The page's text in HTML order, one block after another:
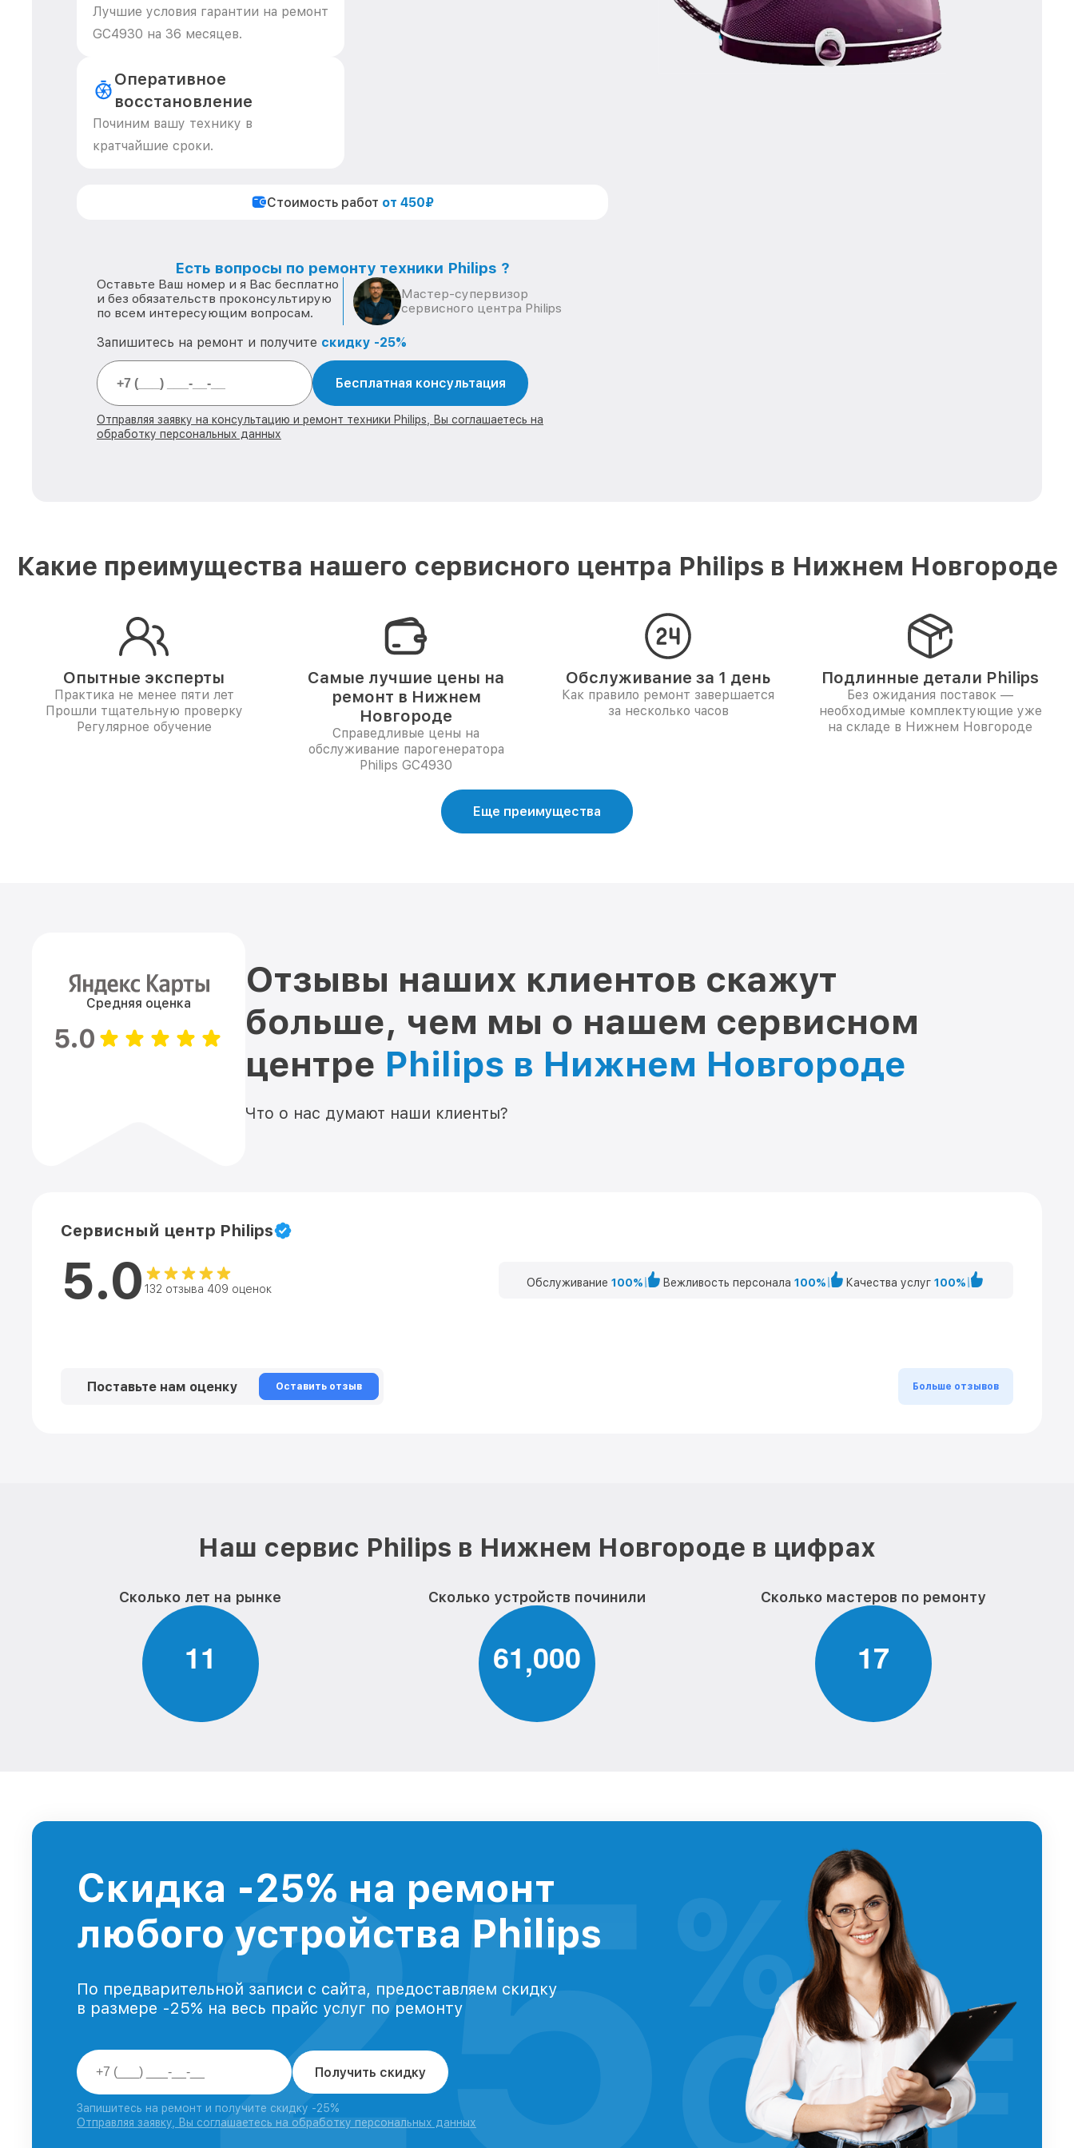
Лучшие условия гарантии на ремонт
GC4930 на 36 месяцев.
Оперативное
восстановление
Починим вашу технику в
кратчайшие сроки.
Стоимость работ от 450₽
Есть вопросы по ремонту техники Philips ?
Оставьте Ваш номер и я Вас бесплатно
и без обязательств проконсультирую
по всем интересующим вопросам.
Мастер-супервизор
сервисного центра Philips
Запишитесь на ремонт и получите скидку -25%
Бесплатная консультация
Отправляя заявку на консультацию и ремонт техники Philips, Вы соглашаетесь на
обработку персональных данных
Какие преимущества нашего сервисного центра Philips в Нижнем Новгороде
Опытные эксперты
Практика не менее пяти лет
Прошли тщательную проверку
Регулярное обучение
Самые лучшие цены на
ремонт в Нижнем
Новгороде
Справедливые цены на
обслуживание парогенератора
Philips GC4930
Обслуживание за 1 день
Как правило ремонт завершается
за несколько часов
Подлинные детали Philips
Без ожидания поставок —
необходимые комплектующие уже
на складе в Нижнем Новгороде
Еще преимущества
Средняя оценка
5.0
Отзывы наших клиентов скажут
больше, чем мы о нашем сервисном
центре Philips в Нижнем Новгороде
Что о нас думают наши клиенты?
Сервисный центр Philips
5.0 132 отзыва 409 оценок Обслуживание 100% Вежливость персонала 100% Качества услуг 100%
Поставьте нам оценку Оставить отзыв Больше отзывов
Наш сервис Philips в Нижнем Новгороде в цифрах
Сколько лет на рынке
11
Сколько устройств починили
61,000
Сколько мастеров по ремонту
17
Скидка -25% на ремонт
любого устройства Philips
По предварительной записи с сайта, предоставляем скидку
в размере -25% на весь прайс услуг по ремонту
Получить скидку
Запишитесь на ремонт и получите скидку -25%
Отправляя заявку, Вы соглашаетесь на обработку персональных данных
25 %
OFF